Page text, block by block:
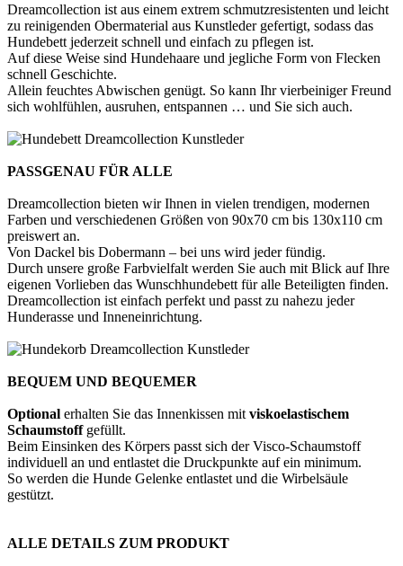
Dreamcollection ist aus einem extrem schmutzresistenten und leicht
zu reinigenden Obermaterial aus Kunstleder gefertigt, sodass das
Hundebett jederzeit schnell und einfach zu pflegen ist.
Auf diese Weise sind Hundehaare und jegliche Form von Flecken
schnell Geschichte.
Allein feuchtes Abwischen genügt. So kann Ihr vierbeiniger Freund
sich wohlfühlen, ausruhen, entspannen … und Sie sich auch.
PASSGENAU FÜR ALLE
Dreamcollection bieten wir Ihnen in vielen trendigen, modernen
Farben und verschiedenen Größen von 90x70 cm bis 130x110 cm
preiswert an.
Von Dackel bis Dobermann – bei uns wird jeder fündig.
Durch unsere große Farbvielfalt werden Sie auch mit Blick auf Ihre
eigenen Vorlieben das Wunschhundebett für alle Beteiligten finden.
Dreamcollection ist einfach perfekt und passt zu nahezu jeder
Hunderasse und Inneneinrichtung.
BEQUEM UND BEQUEMER
Optional erhalten Sie das Innenkissen mit viskoelastischem
Schaumstoffgefüllt.
Beim Einsinken des Körpers passt sich der Visco-Schaumstoff
individuell an und entlastet die Druckpunkte auf ein minimum.
So werden die Hunde Gelenke entlastet und die Wirbelsäule
gestützt.
ALLE DETAILS ZUM PRODUKT